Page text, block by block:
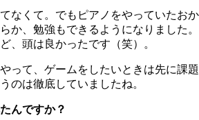
なくて。でもピアノをやっていたおか
か、勉強もできるようになりました。
、頭は良かったです（笑）。
って、ゲームをしたいときは先に課題
のは徹底していましたね。
んですか？